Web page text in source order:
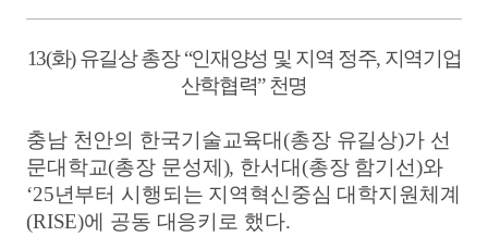
13(화)유길상 총장“인재양성 및 지역 정주, 지역기업
산학협력”천명
충남 천안의 한국기술교육대(총장 유길상)가 선
문대학교(총장 문성제 ), 한서대(총장 함기선)와
‘25년부터 시행되는 지역혁신중심 대학지원체계
(RISE)에 공동 대응키로 했다.